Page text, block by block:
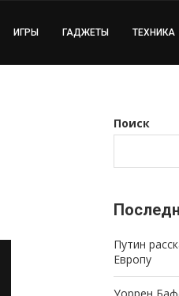
ИГРЫ ГАДЖЕТЫ ТЕХНИКА
Поиск
Путин
Европу